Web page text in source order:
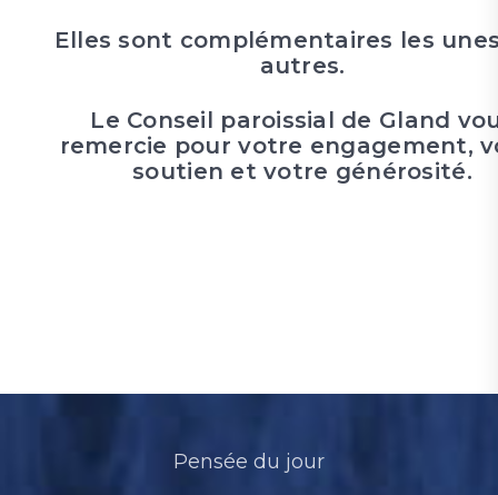
Elles sont complémentaires les
autres.
Le Conseil paroissial de Gland
remercie pour votre engagement,
soutien et votre générosité.
Pensée du jour